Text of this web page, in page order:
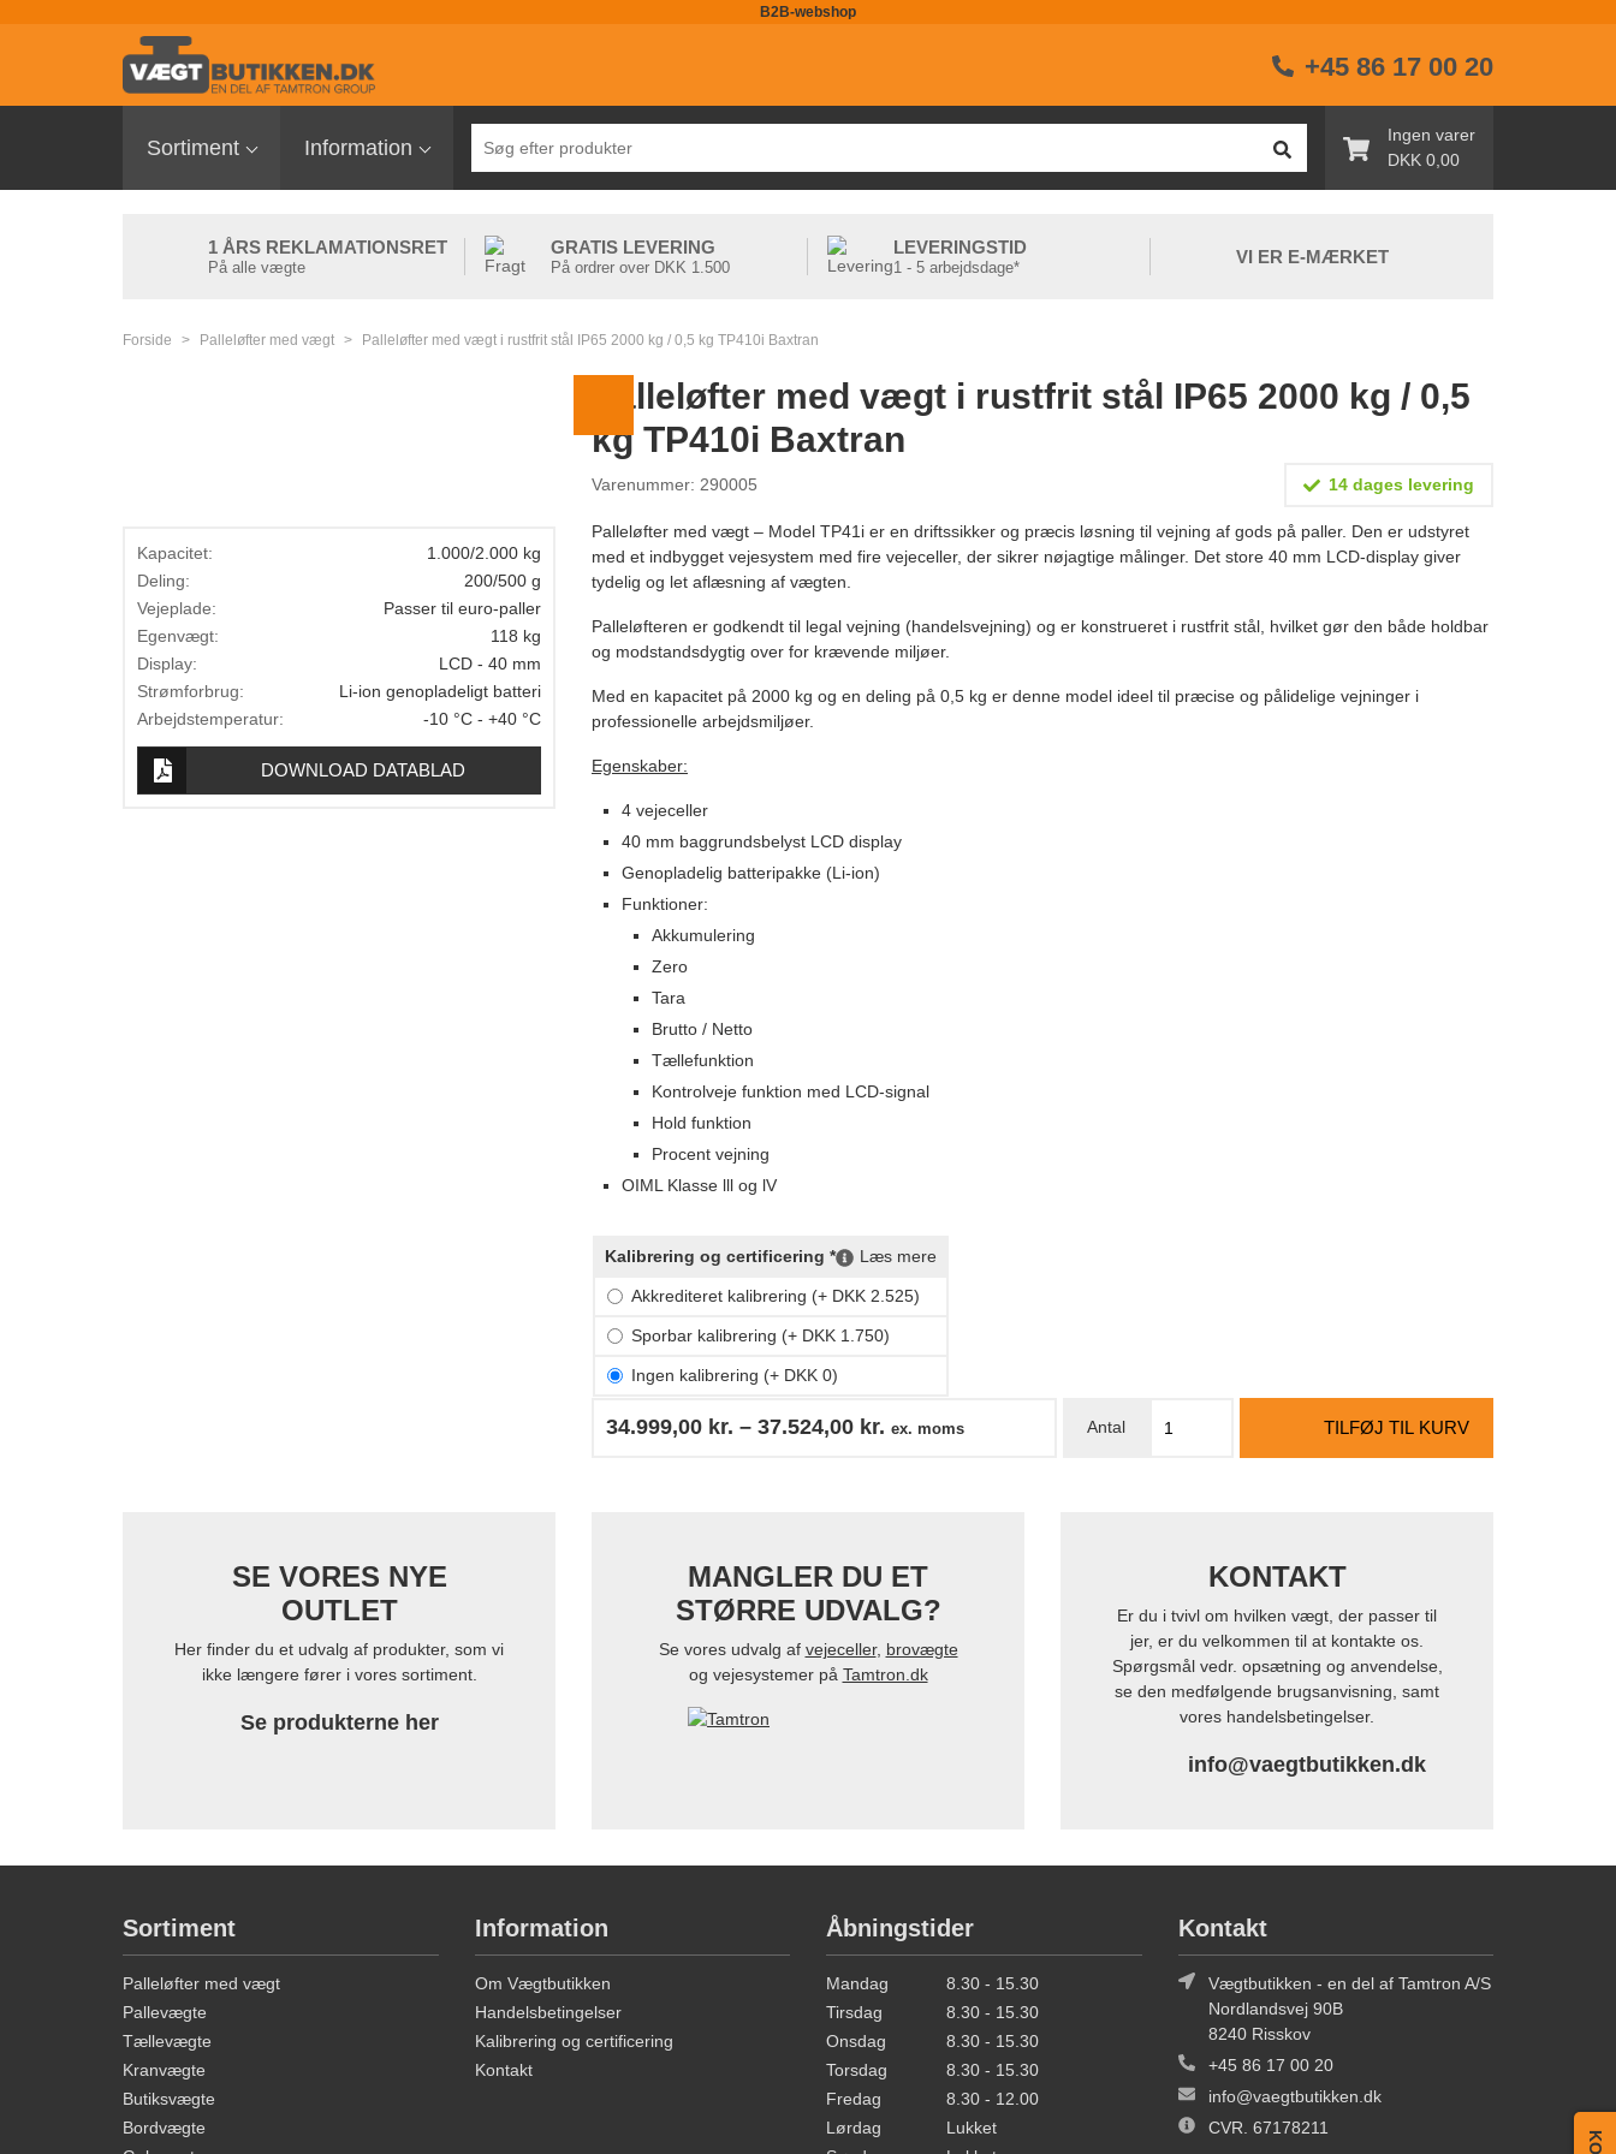
B2B-webshop
+45 86 17 00 20
Sortiment Information
Ingen varer
DKK 0,00
Palleløfter med vægt
Pallevægte
Veterinærvægte
Om Vægtbutikken
1 ÅRS REKLAMATIONSRET
På alle vægte
GRATIS LEVERING
På ordrer over DKK 1.500
LEVERINGSTID
1 - 5 arbejdsdage*
VI ER E-MÆRKET
Forside > Palleløfter med vægt > Palleløfter med vægt i rustfrit stål IP65 2000 kg / 0,5 kg TP410i Baxtran
Kapacitet:
1.000/2.000 kg
Deling:
200/500 g
Vejeplade:
Passer til euro-paller
Egenvægt:
118 kg
Display:
LCD - 40 mm
Strømforbrug:
Li-ion genopladeligt batteri
Arbejdstemperatur:
-10 °C - +40 °C
DOWNLOAD DATABLAD
Palleløfter med vægt i rustfrit stål IP65 2000 kg / 0,5
kg TP410i Baxtran
Varenummer: 290005 14 dages levering
Palleløfter med vægt – Model TP41i er en driftssikker og præcis løsning til vejning af gods på paller. Den er udstyret
med et indbygget vejesystem med fire vejeceller, der sikrer nøjagtige målinger. Det store 40 mm LCD-display giver
tydelig og let aflæsning af vægten.
Palleløfteren er godkendt til legal vejning (handelsvejning) og er konstrueret i rustfrit stål, hvilket gør den både holdbar
og modstandsdygtig over for krævende miljøer.
Med en kapacitet på 2000 kg og en deling på 0,5 kg er denne model ideel til præcise og pålidelige vejninger i
professionelle arbejdsmiljøer.
Egenskaber:
4 vejeceller
40 mm baggrundsbelyst LCD display
Genopladelig batteripakke (Li-ion)
Funktioner:
Akkumulering
Zero
Tara
Brutto / Netto
Tællefunktion
Kontrolveje funktion med LCD-signal
Hold funktion
Procent vejning
OIML Klasse lll og lV
Kalibrering og certificering * Læs mere
Akkrediteret kalibrering (+ DKK 2.525)
Sporbar kalibrering (+ DKK 1.750)
Ingen kalibrering (+ DKK 0)
34.999,00 kr. – 37.524,00 kr. ex. moms TILFØJ TIL KURV
SE VORES NYE
OUTLET
Her finder du et udvalg af produkter, som vi
ikke længere fører i vores sortiment.
Se produkterne her
MANGLER DU ET
STØRRE UDVALG?
Se vores udvalg af vejeceller, brovægte
og vejesystemer på Tamtron.dk
KONTAKT
Er du i tvivl om hvilken vægt, der passer til
jer, er du velkommen til at kontakte os.
Spørgsmål vedr. opsætning og anvendelse,
se den medfølgende brugsanvisning, samt
vores handelsbetingelser.
info@vaegtbutikken.dk
Sortiment
Palleløfter med vægt
Pallevægte
Tællevægte
Kranvægte
Butiksvægte
Bordvægte
Information
Om Vægtbutikken
Handelsbetingelser
Kalibrering og certificering
Kontakt
Åbningstider
Mandag
8.30 - 15.30
Tirsdag
8.30 - 15.30
Onsdag
8.30 - 15.30
Torsdag
8.30 - 15.30
Fredag
8.30 - 12.00
Lørdag
Lukket
Kontakt
Vægtbutikken - en del af Tamtron A/S
Nordlandsvej 90B
8240 Risskov
+45 86 17 00 20
info@vaegtbutikken.dk
CVR. 67178211